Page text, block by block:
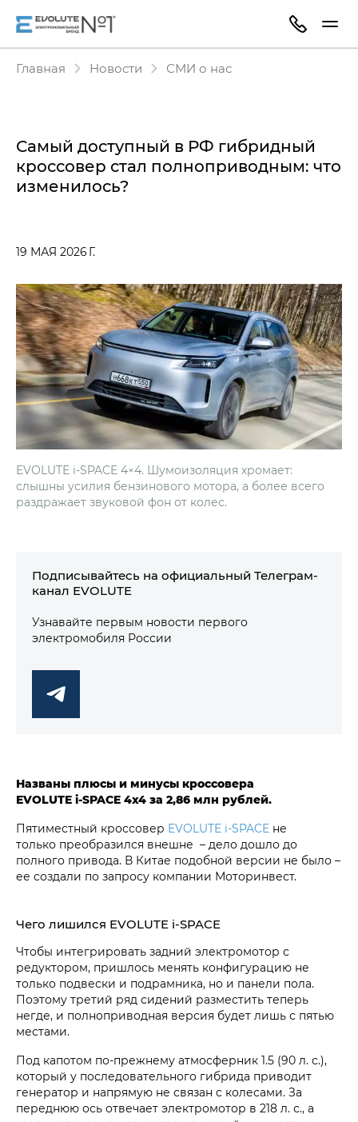
Главная Новости СМИ о нас
Самый доступный в РФ гибридный
кроссовер стал полноприводным: что
изменилось?
19 МАЯ 2026 Г.
EVOLUTE i‑SPACE 4×4. Шумоизоляция хромает:
слышны усилия бензинового мотора, а более всего
раздражает звуковой фон от колес.
Подписывайтесь на официальный Телеграм-
канал EVOLUTE
Узнавайте первым новости первого
электромобиля России
Названы плюсы и минусы кроссовера
EVOLUTE i‑SPACE 4х4 за 2,86 млн рублей.
Пятиместный кроссовер EVOLUTE i‑SPACE не
только преобразился внешне – дело дошло до
полного привода. В Китае подобной версии не было –
ее создали по запросу компании Моторинвест.
Чего лишился EVOLUTE i‑SPACE
Чтобы интегрировать задний электромотор с
редуктором, пришлось менять конфигурацию не
только подвески и подрамника, но и панели пола.
Поэтому третий ряд сидений разместить теперь
негде, и полноприводная версия будет лишь с пятью
местами.
Под капотом по-прежнему атмосферник 1.5 (90 л. с.),
который у последовательного гибрида приводит
генератор и напрямую не связан с колесами. За
переднюю ось отвечает электромотор в 218 л. с., а